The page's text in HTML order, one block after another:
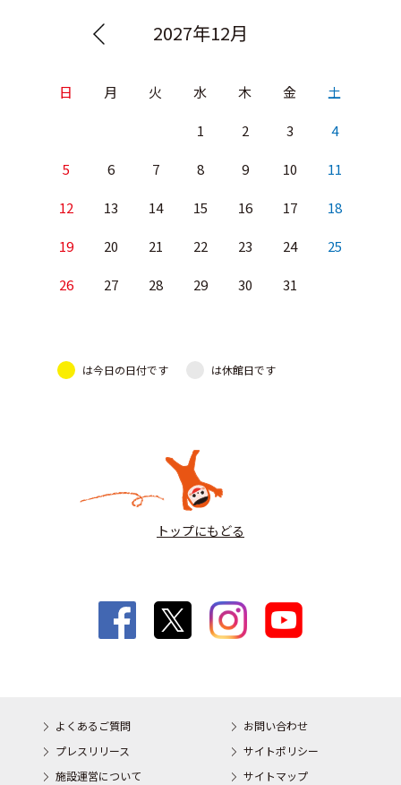
2027年12月
日 月 火 水 木 金 土
1 2 3 4
5 6 7 8 9 10 11
12 13 14 15 16 17 18
19 20 21 22 23 24 25
26 27 28 29 30 31
は今日の日付です は休館日です
トップにもどる
よくあるご質問
お問い合わせ
プレスリリース
サイトポリシー
施設運営について
サイトマップ